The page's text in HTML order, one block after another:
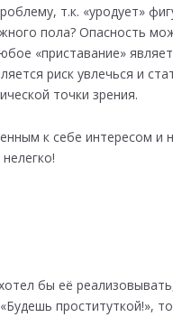
т.к. «уродует»
пола? Опасность
«приставание»
риск увлечься и
точки зрения.
к себе интересом и
бы её
проституткой!»,